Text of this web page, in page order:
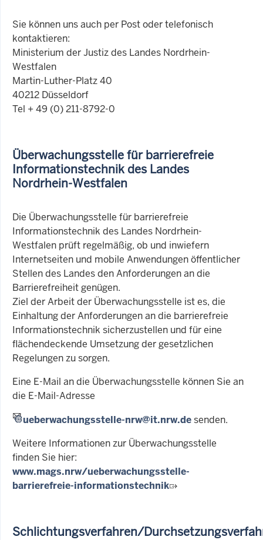
Sie können uns auch per Post oder telefonisch
kontaktieren:
Ministerium der Justiz des Landes Nordrhein-
Westfalen
Martin-Luther-Platz 40
40212 Düsseldorf
Tel + 49 (0) 211-8792-0
Überwachungsstelle für barrierefreie
Informationstechnik des Landes
Nordrhein-Westfalen
Die Überwachungsstelle für barrierefreie
Informationstechnik des Landes Nordrhein-
Westfalen prüft regelmäßig, ob und inwiefern
Internetseiten und mobile Anwendungen öffentlicher
Stellen des Landes den Anforderungen an die
Barrierefreiheit genügen.
Ziel der Arbeit der Überwachungsstelle ist es, die
Einhaltung der Anforderungen an die barrierefreie
Informationstechnik sicherzustellen und für eine
flächendeckende Umsetzung der gesetzlichen
Regelungen zu sorgen.
Eine E-Mail an die Überwachungsstelle können Sie an
die E-Mail-Adresse
ueberwachungsstelle-nrw@it.nrw.desenden.
Weitere Informationen zur Überwachungsstelle
finden Sie hier:
www.mags.nrw/ueberwachungsstelle-
barrierefreie-informationstechnik
Schlichtungsverfahren/